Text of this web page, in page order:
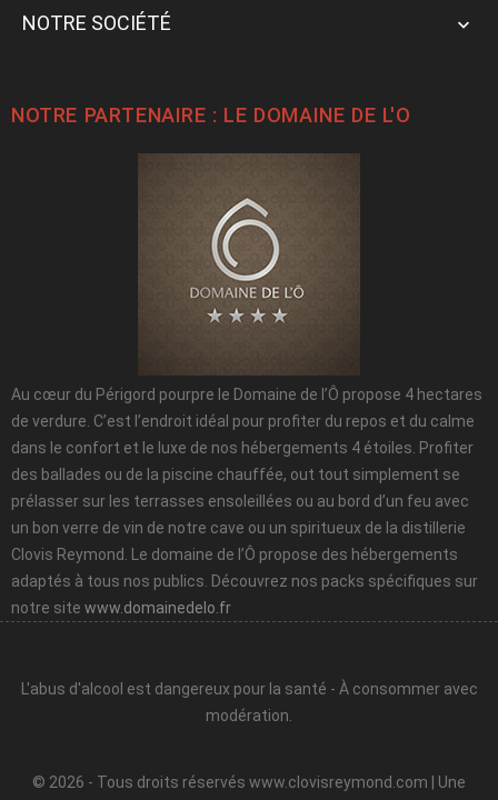
NOTRE SOCIÉTÉ 
NOTRE PARTENAIRE : LE DOMAINE DE L'O
Au cœur du Périgord pourpre le Domaine de l’Ô propose 4 hectares
de verdure. C’est l’endroit idéal pour profiter du repos et du calme
dans le confort et le luxe de nos hébergements 4 étoiles. Profiter
des ballades ou de la piscine chauffée, out tout simplement se
prélasser sur les terrasses ensoleillées ou au bord d’un feu avec
un bon verre de vin de notre cave ou un spiritueux de la distillerie
Clovis Reymond. Le domaine de l’Ô propose des hébergements
adaptés à tous nos publics. Découvrez nos packs spécifiques sur
notre site www.domainedelo.fr
L'abus d'alcool est dangereux pour la santé - À consommer avec
modération.
© 2026 - Tous droits réservés www.clovisreymond.com | Une